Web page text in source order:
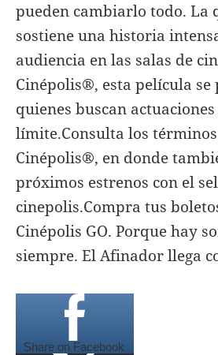
pueden cambiarlo todo.
sostiene una historia
audiencia en las salas de
Cinépolis®, esta película
quienes buscan
límite.Consulta los
Cinépolis®, en donde
próximos estrenos con el
cinepolis.Compra tus
Cinépolis GO. Porque hay
siempre. El Afinador llega
Share on Facebook